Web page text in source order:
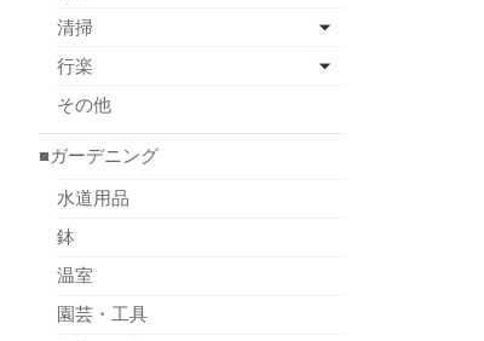
清掃
行楽
その他
■ガーデニング
水道用品
鉢
温室
園芸・工具